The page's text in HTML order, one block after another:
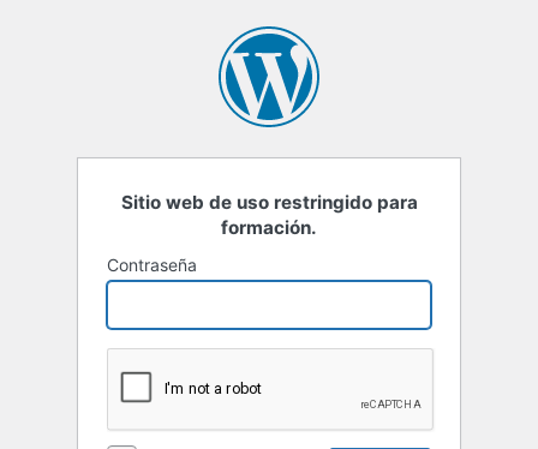
Sitio web de uso restringido para
formación.
Contraseña